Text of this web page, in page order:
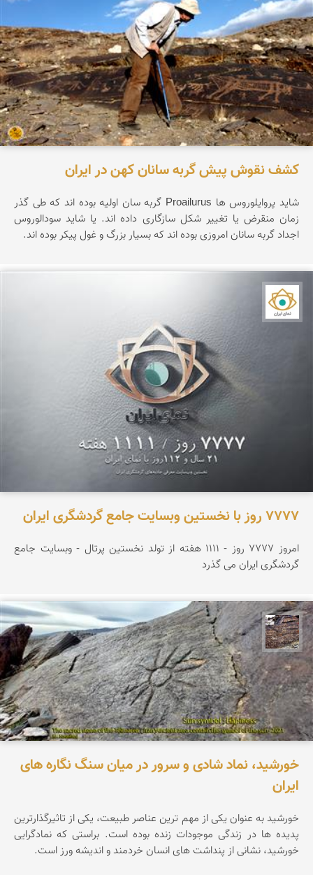
کشف نقوش پیش گربه سانان کهن در ایران
شاید پروایلوروس ها Proailurus گربه سان اولیه بوده اند که طی گذر
زمان منقرض یا تغییر شکل سازگاری داده اند. یا شاید سودالوروس
اجداد گربه سانان امروزی بوده اند که بسیار بزرگ و غول پیکر بوده اند.
۷۷۷۷ روز با نخستین وبسایت جامع گردشگری ایران
امروز ۷۷۷۷ روز - ۱۱۱۱ هفته از تولد نخستین پرتال - وبسایت جامع
گردشگری ایران می گذرد
محمد ناصری فرد
خورشید، نماد شادی و سرور در میان سنگ نگاره های
ایران
خورشید به عنوان یکی از مهم ترین عناصر طبیعت، یکی از تاثیرگذارترین
پدیده ها در زندگی موجودات زنده بوده است. براستی که نمادگرایی
خورشید، نشانی از پنداشت های انسان خردمند و اندیشه ورز است.